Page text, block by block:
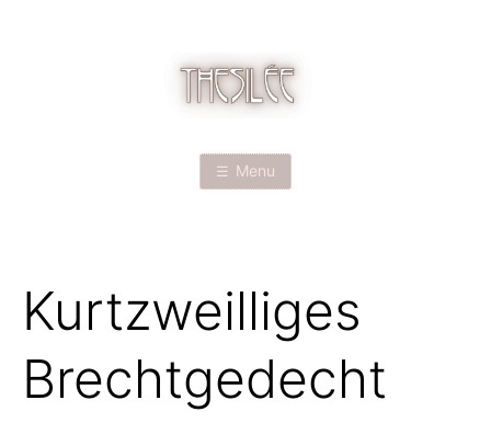
I
L
Menu
Kurtzweilliges
Brechtgedecht